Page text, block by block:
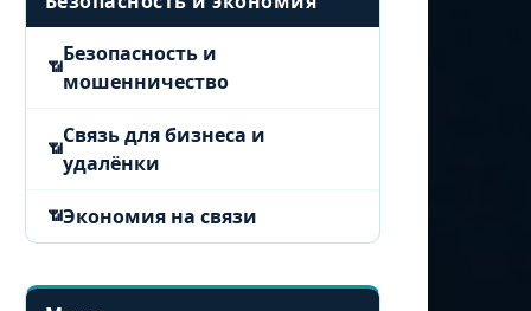
Безопасность и
мошенничество
Связь для бизнеса и
удалёнки
Экономия на связи